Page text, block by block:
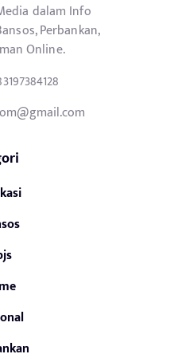
dalam Info
Perbankan,
Online.